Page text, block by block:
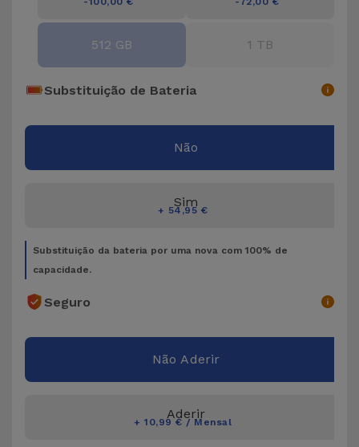
Acessórios
de
Computador
Acessórios
Tablet
Ver
tudo
512 GB 1 TB
Substituição de Bateria
Não
Sim
+ 54,95 €
Substituição da bateria por uma nova com 100% de
capacidade.
Seguro
Não Aderir
Aderir
+ 10,99 € / Mensal